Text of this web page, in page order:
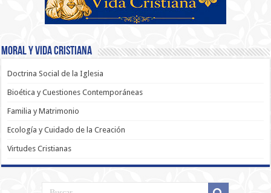
Moral y Vida Cristiana
Doctrina Social de la Iglesia
Bioética y Cuestiones Contemporáneas
Familia y Matrimonio
Ecología y Cuidado de la Creación
Virtudes Cristianas